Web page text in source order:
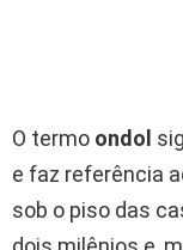
O termo ondol
e faz referência
sob o piso das